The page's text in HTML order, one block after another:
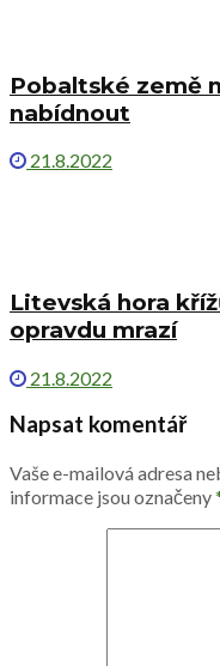
Pobaltské země
nabídnout
21.8.2022
Litevská hora
opravdu mrazí
21.8.2022
Napsat komentář
Vaše e-mailová adresa
informace jsou označeny